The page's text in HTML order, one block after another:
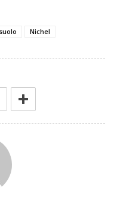
Nichel